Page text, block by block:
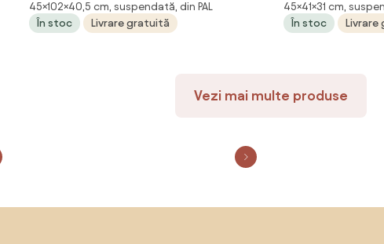
Sonoma 102x40,5x45cm Lemn
compozit
45×102×40,5 cm, suspendată, din PAL
În stoc
Livrare gratuită
buc. stejar maro,
45×41×31 cm,
În stoc
Vezi mai multe produse